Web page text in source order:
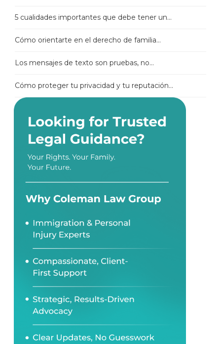
5 cualidades importantes que debe tener un...
Cómo orientarte en el derecho de familia...
Los mensajes de texto son pruebas, no...
Cómo proteger tu privacidad y tu reputación...